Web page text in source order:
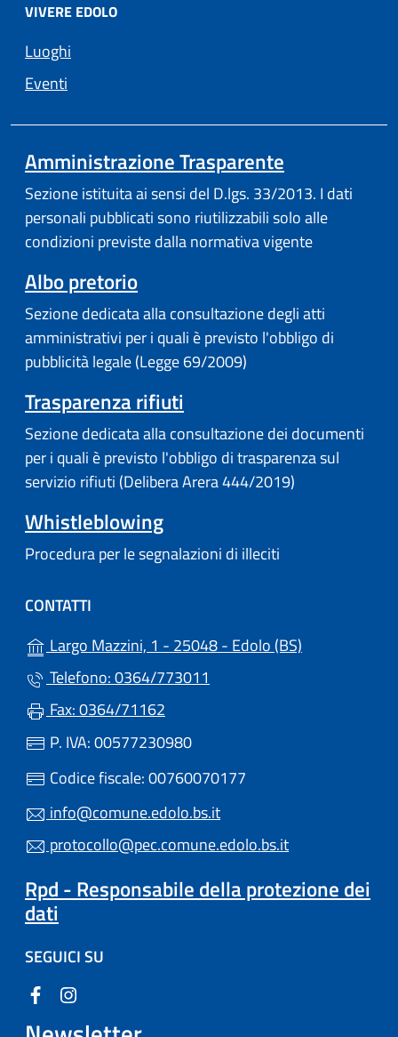
VIVERE EDOLO
Luoghi
Eventi
Amministrazione Trasparente
Sezione istituita ai sensi del D.lgs. 33/2013. I dati
personali pubblicati sono riutilizzabili solo alle
condizioni previste dalla normativa vigente
Albo pretorio
Sezione dedicata alla consultazione degli atti
amministrativi per i quali è previsto l'obbligo di
pubblicità legale (Legge 69/2009)
Trasparenza rifiuti
Sezione dedicata alla consultazione dei documenti
per i quali è previsto l'obbligo di trasparenza sul
servizio rifiuti (Delibera Arera 444/2019)
Whistleblowing
Procedura per le segnalazioni di illeciti
CONTATTI
Largo Mazzini, 1 - 25048 - Edolo (BS)
Telefono: 0364/773011
Fax: 0364/71162
P. IVA: 00577230980
Codice fiscale: 00760070177
info@comune.edolo.bs.it
protocollo@pec.comune.edolo.bs.it
Rpd - Responsabile della protezione dei
dati
SEGUICI SU